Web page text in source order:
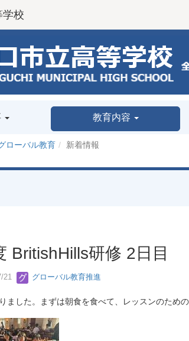
学校
教育内容
ローバル教育 新着情報
BritishHills研修 2日目
21 グローバル教育推進
ました。まずは朝食を食べて、レッスンのため